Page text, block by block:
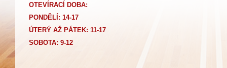
OTEVÍRACÍ DOBA:
PONDĚLÍ: 14-17
ÚTERÝ AŽ PÁTEK: 11-17
SOBOTA: 9-12